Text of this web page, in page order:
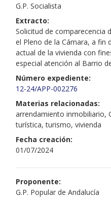
G.P. Socialista
Extracto:
Solicitud de comparecencia
el Pleno de la Cámara, a fin
actual de la vivienda con
especial atención al Barrio
Número expediente:
12-24/APP-002276
Materias relacionadas:
arrendamiento inmobiliario,
turística, turismo, vivienda
Fecha creación:
01/07/2024
Proponente:
G.P. Popular de Andalucía